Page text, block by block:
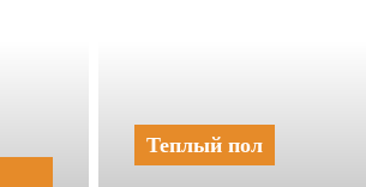
Теплый пол